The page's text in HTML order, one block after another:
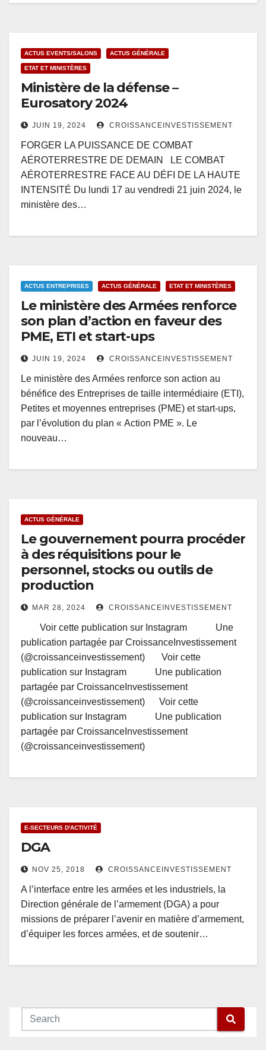
ACTUS EVENTS/SALONS ACTUS GÉNÉRALE
ETAT ET MINISTÈRES
Ministère de la défense –
Eurosatory 2024
JUIN 19, 2024 CROISSANCEINVESTISSEMENT
FORGER LA PUISSANCE DE COMBAT
AÉROTERRESTRE DE DEMAIN LE COMBAT
AÉROTERRESTRE FACE AU DÉFI DE LA HAUTE
INTENSITÉ Du lundi 17 au vendredi 21 juin 2024, le
ministère des…
ACTUS ENTREPRISES ACTUS GÉNÉRALE ETAT ET MINISTÈRES
Le ministère des Armées renforce
son plan d’action en faveur des
PME, ETI et start-ups
JUIN 19, 2024 CROISSANCEINVESTISSEMENT
Le ministère des Armées renforce son action au
bénéfice des Entreprises de taille intermédiaire (ETI),
Petites et moyennes entreprises (PME) et start-ups,
par l’évolution du plan « Action PME ». Le
nouveau…
ACTUS GÉNÉRALE
Le gouvernement pourra procéder
à des réquisitions pour le
personnel, stocks ou outils de
production
MAR 28, 2024 CROISSANCEINVESTISSEMENT
Voir cette publication sur Instagram Une
publication partagée par CroissanceInvestissement
(@croissanceinvestissement) Voir cette
publication sur Instagram Une publication
partagée par CroissanceInvestissement
(@croissanceinvestissement) Voir cette
publication sur Instagram Une publication
partagée par CroissanceInvestissement
(@croissanceinvestissement)
E-SECTEURS D'ACTIVITÉ
DGA
NOV 25, 2018 CROISSANCEINVESTISSEMENT
A l’interface entre les armées et les industriels, la
Direction générale de l’armement (DGA) a pour
missions de préparer l’avenir en matière d’armement,
d’équiper les forces armées, et de soutenir…